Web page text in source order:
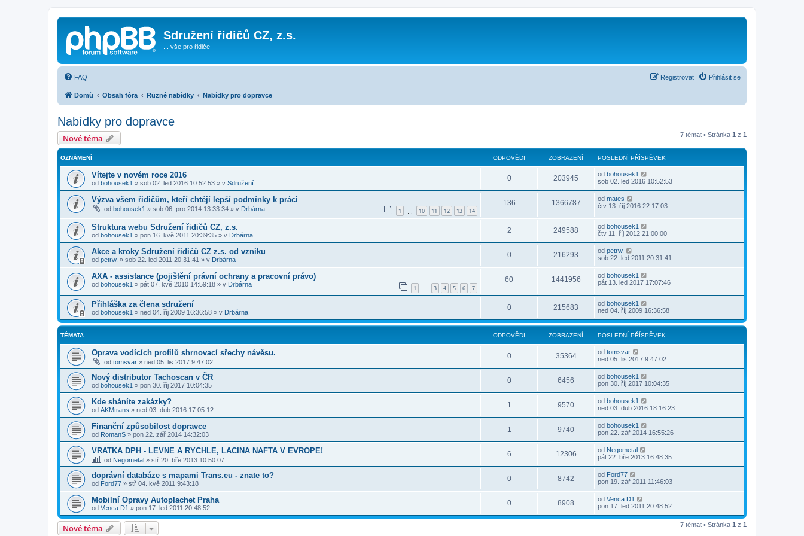
Sdružení řidičů CZ, z.s.
... vše pro řidiče
FAQ Přihlásit se
Registrovat
Domů Obsah fóra Různé nabídky Nabídky pro dopravce
Nabídky pro dopravce
Nové téma 7 témat • Stránka 1 z 1
OZNÁMENÍ ODPOVĚDI ZOBRAZENÍ POSLEDNÍ PŘÍSPĚVEK
Vítejte v novém roce 2016
od bohousek1 » sob 02. led 2016 10:52:53 » v Sdružení
0 203945 od bohousek1
sob 02. led 2016 10:52:53
Výzva všem řidičům, kteří chtějí lepší podmínky k práci
od bohousek1 » sob 06. pro 2014 13:33:34 » v Drbárna 1 10 11 12 13 14
136 1366787 od mates
čtv 13. říj 2016 22:17:03
Struktura webu Sdružení řidičů CZ, z.s.
od bohousek1 » pon 16. kvě 2011 20:39:35 » v Drbárna
2 249588 od bohousek1
čtv 11. říj 2012 21:00:00
Akce a kroky Sdružení řidičů CZ z.s. od vzniku
od petrw. » sob 22. led 2011 20:31:41 » v Drbárna
0 216293 od petrw.
sob 22. led 2011 20:31:41
AXA - assistance (pojištění právní ochrany a pracovní právo)
od bohousek1 » pát 07. kvě 2010 14:59:18 » v Drbárna 1 … 3 4 5 6 7
60 1441956 od bohousek1
pát 13. led 2017 17:07:46
Přihláška za člena sdružení
od bohousek1 » ned 04. říj 2009 16:36:58 » v Drbárna
0 215683 od bohousek1
ned 04. říj 2009 16:36:58
TÉMATA ODPOVĚDI ZOBRAZENÍ POSLEDNÍ PŘÍSPĚVEK
Oprava vodících profilů shrnovací sřechy návěsu.
od tomsvar » ned 05. lis 2017 9:47:02
0 35364 od tomsvar
ned 05. lis 2017 9:47:02
Nový distributor Tachoscan v ČR
od bohousek1 » pon 30. říj 2017 10:04:35
0 6456 od bohousek1
pon 30. říj 2017 10:04:35
Kde sháníte zakázky?
od AKMtrans » ned 03. dub 2016 17:05:12
1 9570 od bohousek1
ned 03. dub 2016 18:16:23
Finanční způsobilost dopravce
od RomanS » pon 22. zář 2014 14:32:03
1 9740 od bohousek1
pon 22. zář 2014 16:55:26
VRATKA DPH - LEVNE A RYCHLE, LACINA NAFTA V EVROPE!
od Negometal » stř 20. bře 2013 10:50:07
6 12306 od Negometal
pát 22. bře 2013 16:48:35
doprávní databáze s mapami Trans.eu - znate to?
od Ford77 » stř 04. kvě 2011 9:43:18
0 8742 od Ford77
pon 19. zář 2011 11:46:03
Mobilní Opravy Autoplachet Praha
od Venca D1 » pon 17. led 2011 20:48:52
0 8908 od Venca D1
pon 17. led 2011 20:48:52
Nové téma 7 témat • Stránka 1 z 1